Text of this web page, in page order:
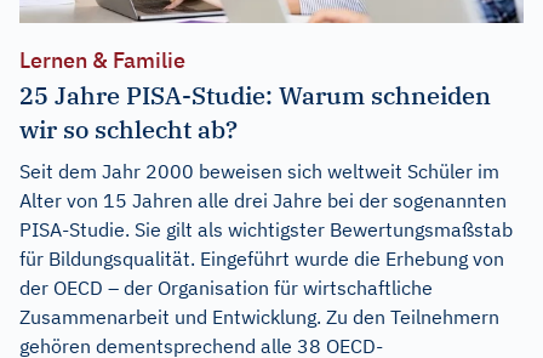
Lernen & Familie
25 Jahre PISA-Studie: Warum schneiden
wir so schlecht ab?
Seit dem Jahr 2000 beweisen sich weltweit Schüler im
Alter von 15 Jahren alle drei Jahre bei der sogenannten
PISA-Studie. Sie gilt als wichtigster Bewertungsmaßstab
für Bildungsqualität. Eingeführt wurde die Erhebung von
der OECD – der Organisation für wirtschaftliche
Zusammenarbeit und Entwicklung. Zu den Teilnehmern
gehören dementsprechend alle 38 OECD-